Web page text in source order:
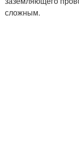
сложным.